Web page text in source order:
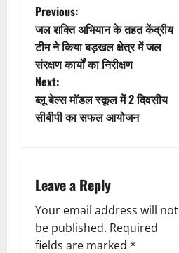
P
o
s
t
v
i
Previous:
जल शक्ति अभियान के तहत केंद्रीय
टीम ने किया बड़खल क्षेत्र में जल
संरक्षण कार्यों का निरीक्षण
Next:
ब्लू बेल्स मॉडल स्कूल में 2 दिवसीय
सीबीपी का सफल आयोजन
Leave a Reply
Your email address will not
be published. Required
fields are marked *